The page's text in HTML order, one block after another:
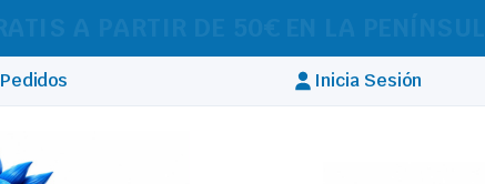
Pedidos Inicia Sesión